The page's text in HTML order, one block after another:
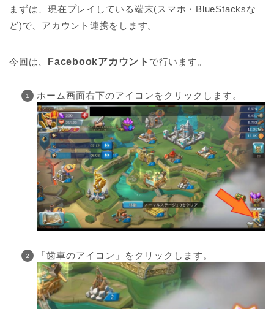
まずは、現在プレイしている端末(スマホ・BlueStacksな
ど)で、アカウント連携をします。
今回は、 Facebookアカウント で行います。
ホーム画面右下のアイコンをクリックします。
「歯車のアイコン」をクリックします。